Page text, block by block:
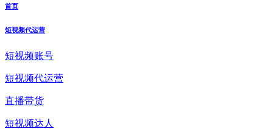
首页
短视频代运营
短视频账号
短视频代运营
直播带货
短视频达人